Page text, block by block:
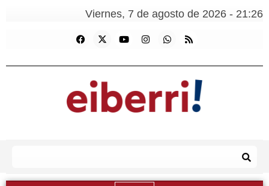
Viernes, 7 de agosto de 2026 - 21:26